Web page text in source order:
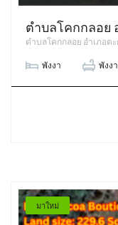
ตำบลโคกกลอย
ตำบลโคกกลอย อำเภอต
พังงา พังงา
มาใหม่